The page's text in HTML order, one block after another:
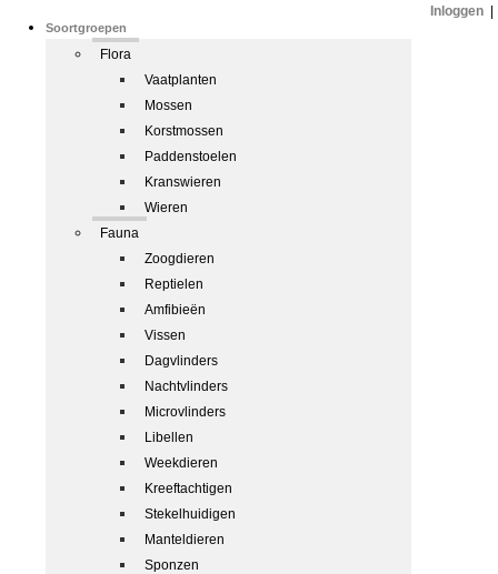
Soortgroepen
Flora
Vaatplanten
Mossen
Korstmossen
Paddenstoelen
Kranswieren
Wieren
Fauna
Zoogdieren
Reptielen
Amfibieën
Vissen
Dagvlinders
Nachtvlinders
Microvlinders
Libellen
Weekdieren
Kreeftachtigen
Stekelhuidigen
Manteldieren
Sponzen
Inloggen